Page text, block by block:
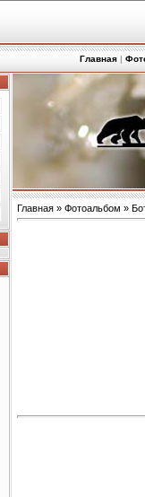
Главная |
Главная » Фотоальбом »